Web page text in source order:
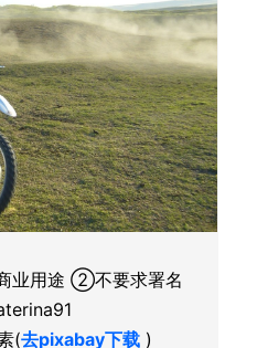
业用途 ②不要求署名
(去pixabay下载 )